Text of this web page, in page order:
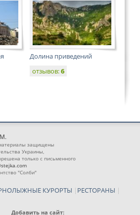
Долина приведений
отзывов:6
защищены
Украины,
только с письменного
"Солби"
КУРОРТЫ | РЕСТОРАНЫ |
Добавить на сайт: